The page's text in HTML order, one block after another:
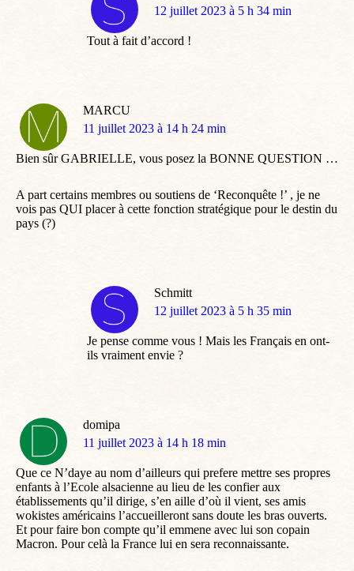
dit
12 juillet 2023 à 5 h 34 min
Tout à fait d’accord !
MARCU
dit
11 juillet 2023 à 14 h 24 min
Bien sûr GABRIELLE, vous posez la BONNE QUESTION …
A part certains membres ou soutiens de ‘Reconquête !’ , je ne
vois pas QUI placer à cette fonction stratégique pour le destin du
pays (?)
Schmitt
dit
12 juillet 2023 à 5 h 35 min
Je pense comme vous ! Mais les Français en ont-
ils vraiment envie ?
domipa
dit
11 juillet 2023 à 14 h 18 min
Que ce N’daye au nom d’ailleurs qui prefere mettre ses propres
enfants à l’Ecole alsacienne au lieu de les confier aux
établissements qu’il dirige, s’en aille d’où il vient, ses amis
wokistes américains l’accueilleront sans doute les bras ouverts.
Et pour faire bon compte qu’il emmene avec lui son copain
Macron. Pour celà la France lui en sera reconnaissante.